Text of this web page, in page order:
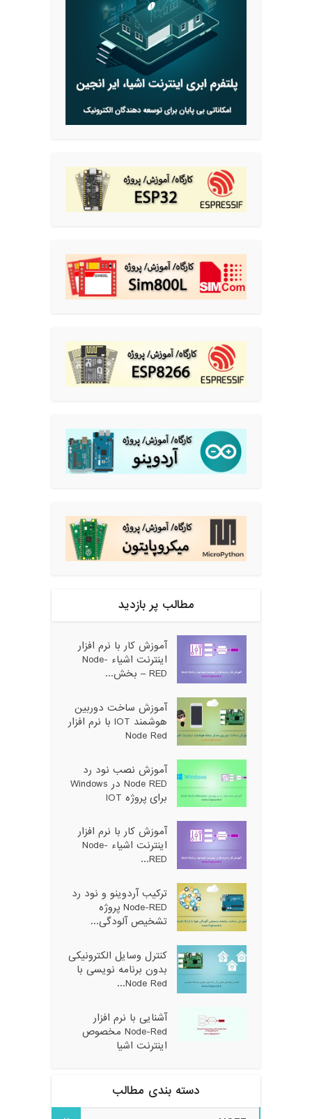
مطالب پر بازدید
آموزش کار با نرم افزار
اینترنت اشیاء Node-
RED – بخش...
آموزش ساخت دوربین
هوشمند IOT با نرم افزار
Node Red
آموزش نصب نود رد
Node RED در Windows
برای پروژه IOT
آموزش کار با نرم افزار
اینترنت اشیاء Node-
RED...
ترکیب آردوینو و نود رد
Node-RED پروژه
تشخیص آلودگی...
کنترل وسایل الکترونیکی
بدون برنامه نویسی با
Node Red...
آشنایی با نرم افزار
Node-Red مخصوص
اینترنت اشیا
دسته بندی مطالب